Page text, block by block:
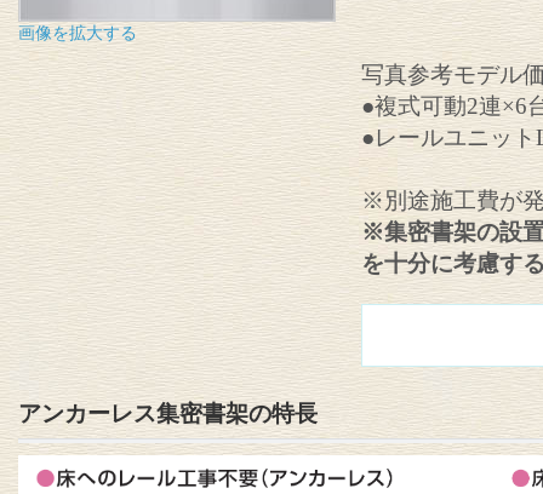
画像を拡大する
写真参考モデル
●複式可動2連×6
●レールユニット
※別途施工費が
※集密書架の設
を十分に考慮す
アンカーレス集密書架の特長